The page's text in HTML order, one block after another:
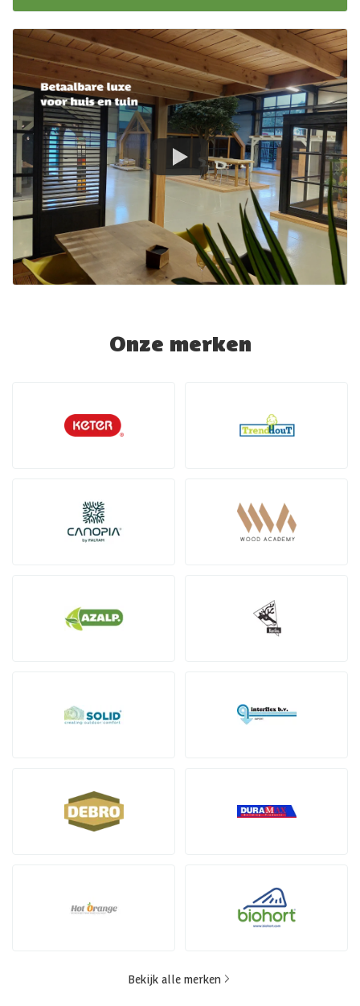
Onze merken
Bekijk alle merken